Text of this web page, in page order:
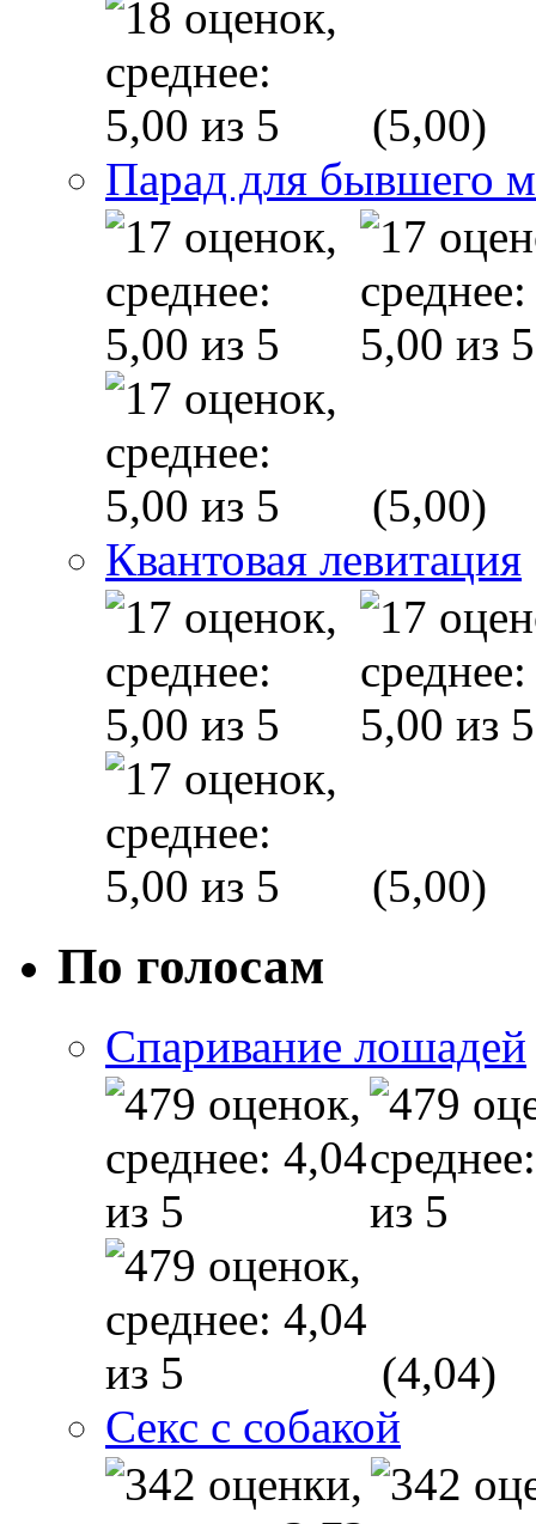
(5,00)
Парад для бывшего
(5,00)
Квантовая левитация
(5,00)
По голосам
Спаривание лошадей
(4,04)
Секс с собакой